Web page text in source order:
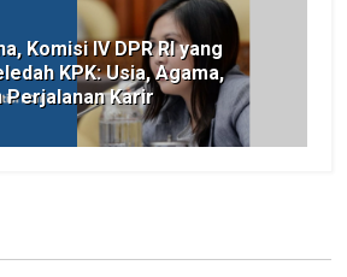
Komisi IV DPR RI yang
KPK: Usia, Agama,
Perjalanan Karir